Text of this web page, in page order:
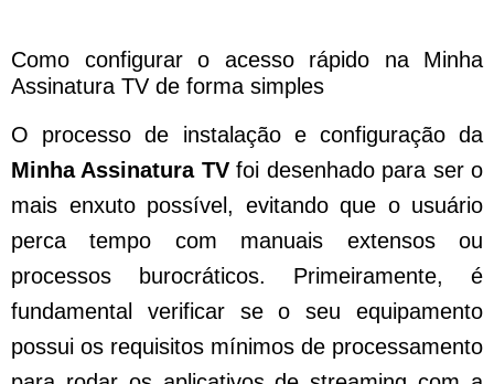
Como configurar o acesso rápido na Minha
Assinatura TV de forma simples
O processo de instalação e configuração da
Minha Assinatura TVfoi desenhado para ser o
mais enxuto possível, evitando que o usuário
perca tempo com manuais extensos ou
processos burocráticos. Primeiramente, é
fundamental verificar se o seu equipamento
possui os requisitos mínimos de processamento